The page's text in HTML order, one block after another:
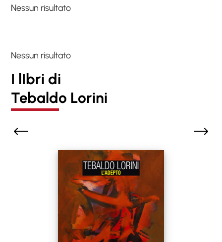
Nessun risultato
Nessun risultato
I lIbri di
Tebaldo Lorini